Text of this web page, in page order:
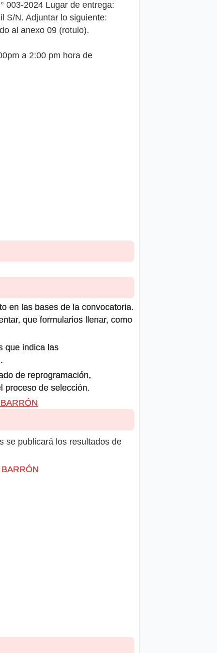
003-2024 Lugar de entrega:
S/N. Adjuntar lo siguiente:
al anexo 09 (rotulo).
a 2:00 pm hora de
en las bases de la convocatoria.
que formularios llenar, como
que indica las
de reprogramación,
proceso de selección.
se publicará los resultados de